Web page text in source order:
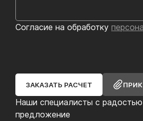
Наши специалисты с
предложение
Согласие на обработку
ЗАКАЗАТЬ РАСЧЕТ